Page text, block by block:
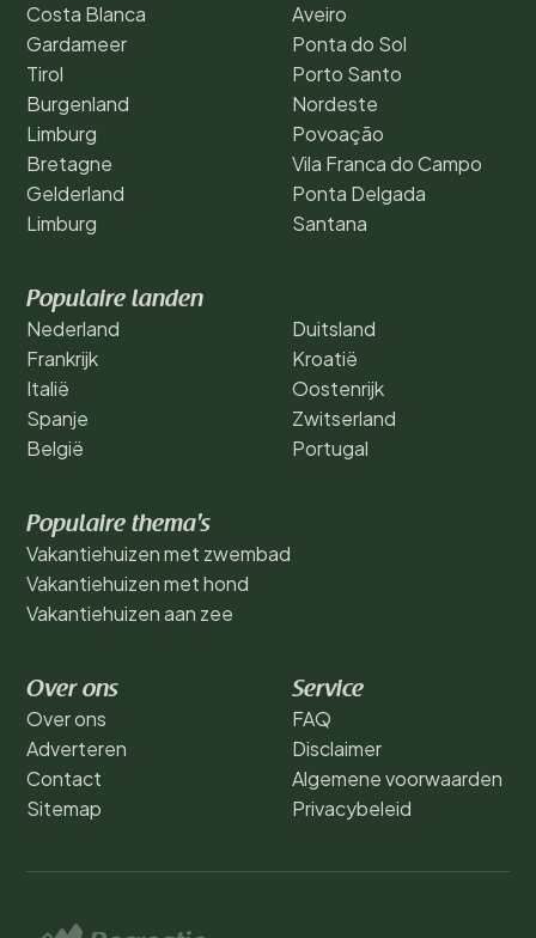
Costa Blanca
Gardameer
Tirol
Burgenland
Limburg
Bretagne
Gelderland
Limburg
Aveiro
Ponta do Sol
Porto Santo
Nordeste
Povoação
Vila Franca do Campo
Ponta Delgada
Santana
Populaire landen
Nederland
Frankrijk
Italië
Spanje
België
Duitsland
Kroatië
Oostenrijk
Zwitserland
Portugal
Populaire thema's
Vakantiehuizen met zwembad
Vakantiehuizen met hond
Vakantiehuizen aan zee
Over ons
Over ons
Adverteren
Contact
Sitemap
Service
FAQ
Disclaimer
Algemene voorwaarden
Privacybeleid